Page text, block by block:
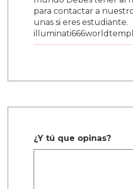
para contactar a
unas si eres estudiante.
¿Y tú que opinas?